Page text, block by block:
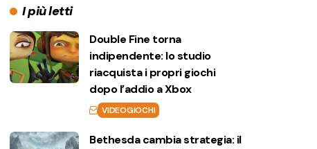
I più letti
Double Fine torna
indipendente: lo studio
riacquista i propri giochi
dopo l’addio a Xbox
VIDEOGIOCHI
Bethesda cambia strategia: il